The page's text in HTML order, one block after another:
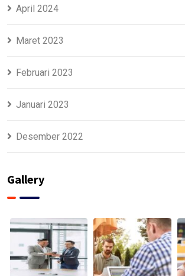
April 2024
Maret 2023
Februari 2023
Januari 2023
Desember 2022
Gallery